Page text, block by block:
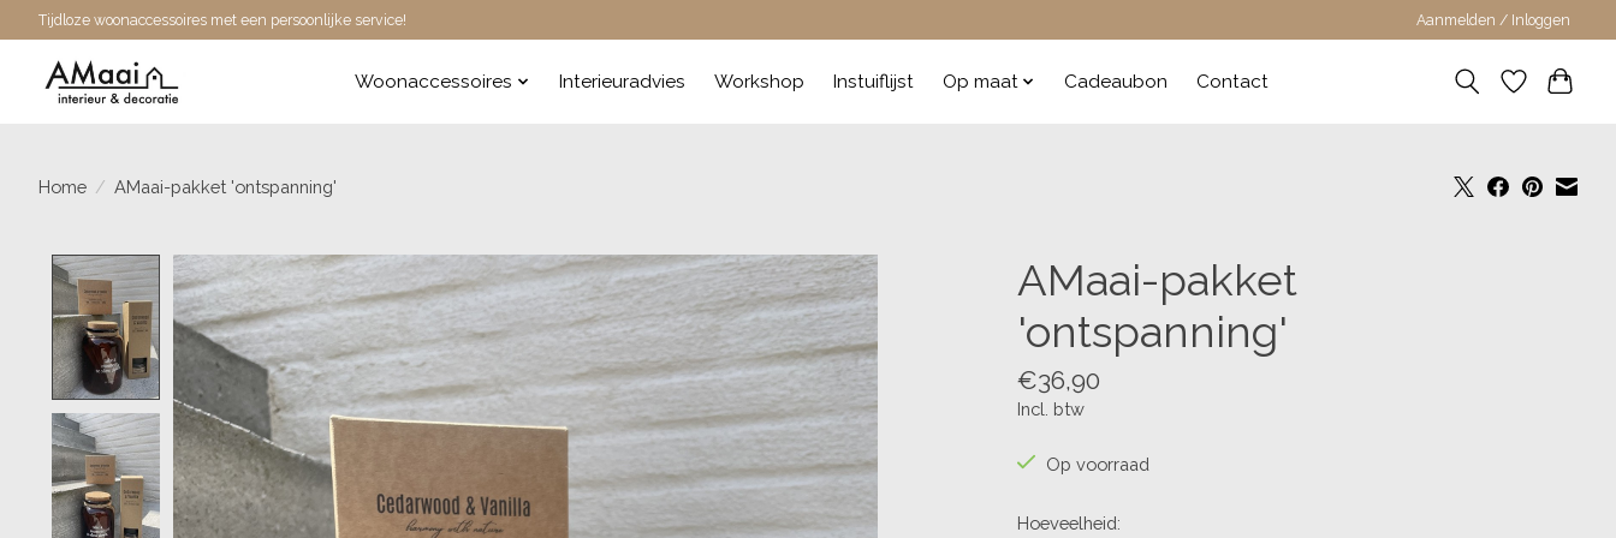
Tijdloze woonaccessoires met een persoonlijke service! Aanmelden / Inloggen
Woonaccessoires Interieuradvies Workshop Instuiflijst Op maat Cadeaubon Contact
Home / AMaai-pakket 'ontspanning'
Product image slideshow Items
AMaai-pakket
'ontspanning'
€36,90
Incl. btw
Op voorraad
Hoeveelheid: